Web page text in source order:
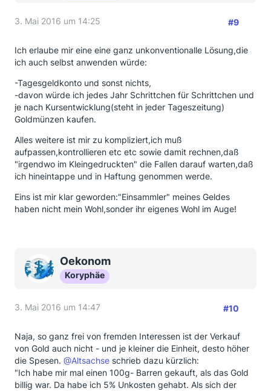
3. Mai 2016 um 14:25 #9
Ich erlaube mir eine eine ganz unkonventionalle Lösung,die
ich auch selbst anwenden würde:
-Tagesgeldkonto und sonst nichts,
-davon würde ich jedes Jahr Schrittchen für Schrittchen und
je nach Kursentwicklung(steht in jeder Tageszeitung)
Goldmünzen kaufen.
Alles weitere ist mir zu kompliziert,ich muß
aufpassen,kontrollieren etc etc sowie damit rechnen,daß
"irgendwo im Kleingedruckten" die Fallen darauf warten,daß
ich hineintappe und in Haftung genommen werde.
Eins ist mir klar geworden:"Einsammler" meines Geldes
haben nicht mein Wohl,sonder ihr eigenes Wohl im Auge!
Oekonom
Koryphäe
3. Mai 2016 um 14:47 #10
Naja, so ganz frei von fremden Interessen ist der Verkauf
von Gold auch nicht - und je kleiner die Einheit, desto höher
die Spesen. @Altsachse schrieb dazu kürzlich:
"Ich habe mir mal einen 100g- Barren gekauft, als das Gold
billig war. Da habe ich 5% Unkosten gehabt. Als sich der